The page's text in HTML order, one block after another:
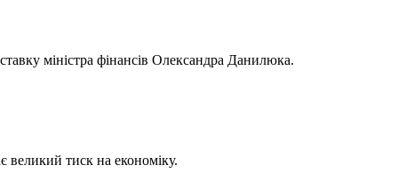
міністра фінансів Олександра Данилюка.
великий тиск на економіку.